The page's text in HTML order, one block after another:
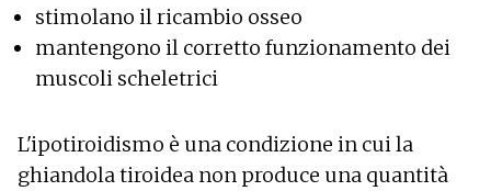
stimolano il ricambio osseo
mantengono il corretto funzionamento dei
muscoli scheletrici
L'ipotiroidismo è una condizione in cui la
ghiandola tiroidea non produce una quantità